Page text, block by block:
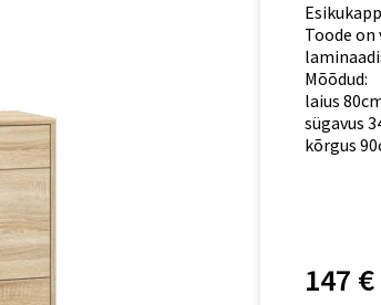
Toode
Mõõdud:
laius
sügavus
kõrgus
147 €